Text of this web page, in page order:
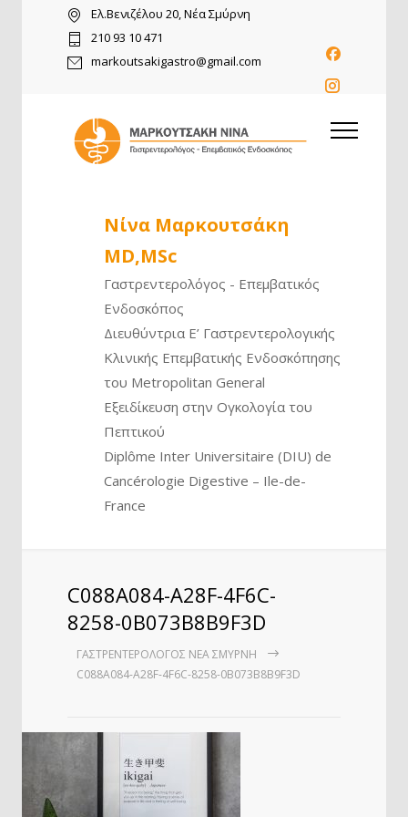
Ελ.Βενιζέλου 20, Νέα Σμύρνη
210 93 10 471
markoutsakigastro@gmail.com
Νίνα Μαρκουτσάκη
MD,MSc
Γαστρεντερολόγος - Επεμβατικός
Ενδοσκόπος
Διευθύντρια Ε’ Γαστρεντερολογικής
Κλινικής Επεμβατικής Ενδοσκόπησης
του Metropolitan General
Εξειδίκευση στην Ογκολογία του
Πεπτικού
Diplôme Inter Universitaire (DIU) de
Cancérologie Digestive – Ile-de-
France
C088A084-A28F-4F6C-
8258-0B073B8B9F3D
ΓΑΣΤΡΕΝΤΕΡΟΛΌΓΟΣ ΝΈΑ ΣΜΎΡΝΗ
C088A084-A28F-4F6C-8258-0B073B8B9F3D